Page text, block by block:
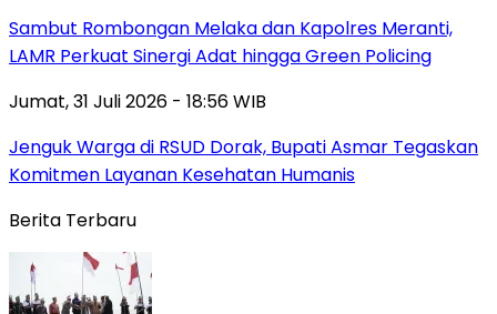
Sambut Rombongan Melaka dan Kapolres Meranti,
LAMR Perkuat Sinergi Adat hingga Green Policing
Jumat, 31 Juli 2026 - 18:56 WIB
Jenguk Warga di RSUD Dorak, Bupati Asmar Tegaskan
Komitmen Layanan Kesehatan Humanis
Berita Terbaru